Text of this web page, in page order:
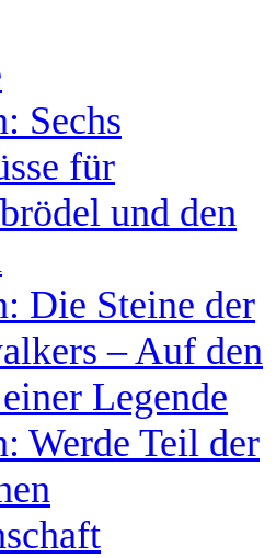
Sechs
für
und den
Die Steine der
– Auf den
Legende
Werde Teil der